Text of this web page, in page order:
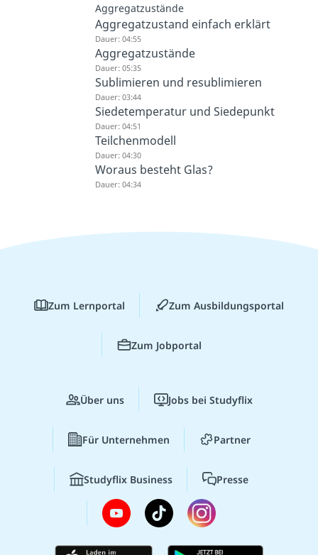
Aggregatzustände
Aggregatzustand einfach erklärt
Dauer: 04:55
Aggregatzustände
Dauer: 05:35
Sublimieren und resublimieren
Dauer: 03:44
Siedetemperatur und Siedepunkt
Dauer: 04:51
Teilchenmodell
Dauer: 04:30
Woraus besteht Glas?
Dauer: 04:34
Zum Lernportal Zum Ausbildungsportal
Zum Jobportal
Über uns Jobs bei Studyflix
Für Unternehmen Partner
Studyflix Business Presse